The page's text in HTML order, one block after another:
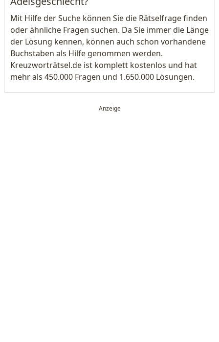
Mit Hilfe der Suche können Sie die Rätselfrage finden
oder ähnliche Fragen suchen. Da Sie immer die Länge
der Lösung kennen, können auch schon vorhandene
Buchstaben als Hilfe genommen werden.
Kreuzworträtsel.de ist komplett kostenlos und hat
mehr als 450.000 Fragen und 1.650.000 Lösungen.